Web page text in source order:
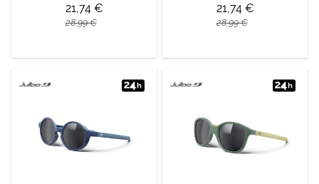
21,74 €
28,99 €
21,74 €
28,99 €